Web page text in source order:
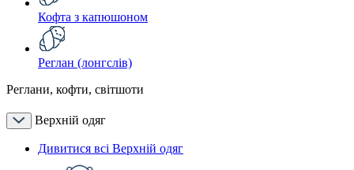
Кофта з капюшоном
Реглан (лонгслів)
Реглани, кофти, світшоти
Верхній одяг
Дивитися всі Верхній одяг